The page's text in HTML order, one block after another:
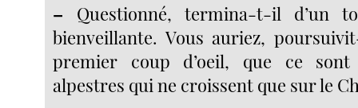
– Questionné, termina-t-il d’un
bienveillante. Vous auriez,
premier coup d’oeil, que ce
alpestres qui ne croissent que sur le